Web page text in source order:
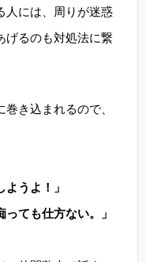
人には、周りが迷惑
げるのも対処法に繋
き込まれるので、
うよ！」
っても仕方ない。」